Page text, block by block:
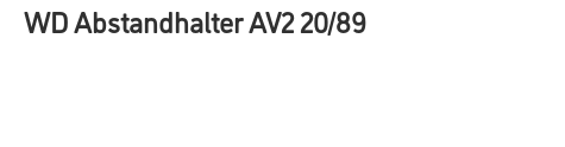
WD Abstandhalter AV2 20/89